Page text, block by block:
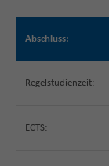
Abschluss:
Regelstudienzeit:
ECTS: